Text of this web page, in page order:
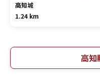
高知城
1.24 km
高知